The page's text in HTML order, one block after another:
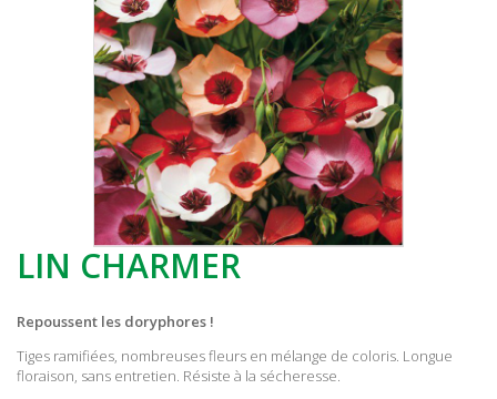
LIN CHARMER
Repoussent les doryphores !
Tiges ramifiées, nombreuses fleurs en mélange de coloris. Longue
floraison, sans entretien. Résiste à la sécheresse.